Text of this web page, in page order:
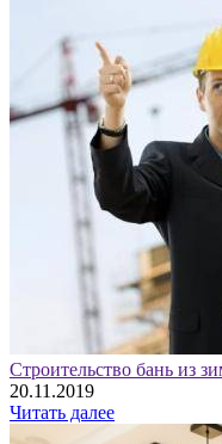
Строительство бань из
20.11.2019
Читать далее